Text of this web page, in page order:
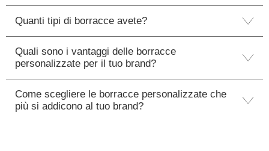
Quanti tipi di borracce avete?
Quali sono i vantaggi delle borracce
personalizzate per il tuo brand?
Come scegliere le borracce personalizzate che
più si addicono al tuo brand?